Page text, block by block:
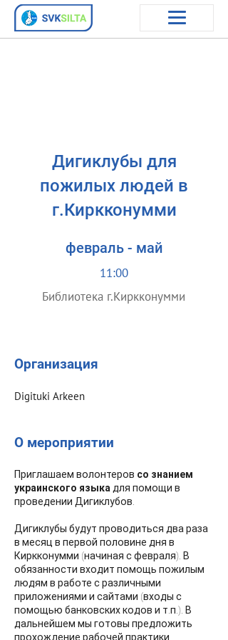
Дигиклубы для
пожилых людей в
г.Киркконумми
февраль - май
11:00
Библиотека г.Киркконумми
Организация
Digituki Arkeen
О мероприятии
Приглашаем волонтеров со знанием
украинского языка для помощи в
проведении Дигиклубов.
Дигиклубы будут проводиться два раза
в месяц в первой половине дня в
Киркконумми (начиная с февраля). В
обязанности входит помощь пожилым
людям в работе с различными
приложениями и сайтами (входы с
помощью банковских кодов и т.п.). В
дальнейшем мы готовы предложить
прохождение рабочей практики.